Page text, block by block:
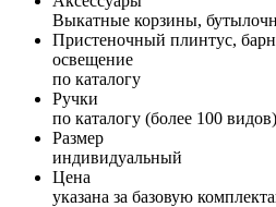
Выкатные корзины,
Пристеночный плинтус,
освещение
по каталогу
Ручки
по каталогу (более 100 видов)
Размер
индивидуальный
Цена
указана за базовую